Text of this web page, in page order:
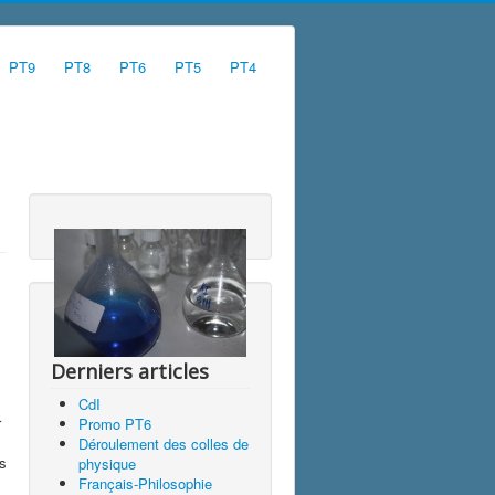
PT9 PT8 PT6 PT5 PT4
Derniers articles
CdI
Promo PT6
Déroulement des colles de
physique
Français-Philosophie